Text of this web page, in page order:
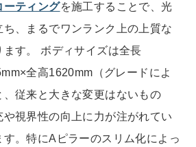
ーティングを施工することで、光
、まるでワンランク上の上質な
す。 ボディサイズは全長
全高1620mm（グレードによ
、従来と大きな変更はないもの
視界性の向上に力が注がれてい
す。特にAピラーのスリム化によっ